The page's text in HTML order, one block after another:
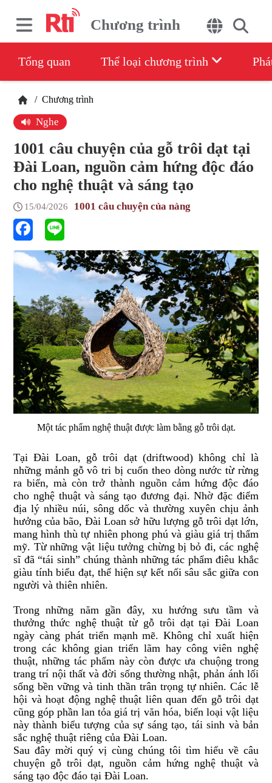
Chương trình
Tổng quan Thể loại chương trình
/ Chương trình
Nghe
1001 câu chuyện của gỗ trôi dạt tại
Đài Loan, nguồn cảm hứng độc đáo
cho nghệ thuật và sáng tạo
15/04/2026 1001 câu chuyện của nàng
Một tác phẩm nghệ thuật được làm bằng gỗ trôi dạt.
Tại Đài Loan, gỗ trôi dạt (driftwood) không chỉ là
những mảnh gỗ vô tri bị cuốn theo dòng nước từ rừng
ra biển, mà còn trở thành nguồn cảm hứng độc đáo
cho nghệ thuật và sáng tạo đương đại. Nhờ đặc điểm
địa lý nhiều núi, sông dốc và thường xuyên chịu ảnh
hưởng của bão, Đài Loan sở hữu lượng gỗ trôi dạt lớn,
mang hình thù tự nhiên phong phú và giàu giá trị thẩm
mỹ. Từ những vật liệu tưởng chừng bị bỏ đi, các nghệ
sĩ đã “tái sinh” chúng thành những tác phẩm điêu khắc
giàu tính biểu đạt, thể hiện sự kết nối sâu sắc giữa con
người và thiên nhiên.
Trong những năm gần đây, xu hướng sưu tầm và
thưởng thức nghệ thuật từ gỗ trôi dạt tại Đài Loan
ngày càng phát triển mạnh mẽ. Không chỉ xuất hiện
trong các không gian triển lãm hay công viên nghệ
thuật, những tác phẩm này còn được ưa chuộng trong
trang trí nội thất và đời sống thường nhật, phản ánh lối
sống bền vững và tinh thần trân trọng tự nhiên. Các lễ
hội và hoạt động nghệ thuật liên quan đến gỗ trôi dạt
cũng góp phần lan tỏa giá trị văn hóa, biến loại vật liệu
này thành biểu tượng của sự sáng tạo, tái sinh và bản
sắc nghệ thuật riêng của Đài Loan.
Sau đây mời quý vị cùng chúng tôi tìm hiểu về câu
chuyện gỗ trôi dạt, nguồn cảm hứng nghệ thuật và
sáng tạo độc đáo tại Đài Loan.